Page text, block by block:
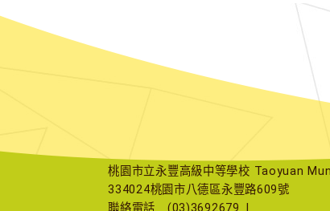
桃園市立永豐高級中等學校 Taoyuan
334024桃園市八德區永豐路609號
聯絡電話
(03)3692679